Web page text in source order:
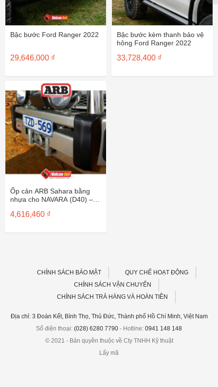
Bậc bước Ford Ranger 2022
29,646,000 ₫
Bậc bước kèm thanh bảo vệ
hông Ford Ranger 2022
33,728,400 ₫
Ốp cản ARB Sahara bằng
nhựa cho NAVARA (D40) –
4,616,460 ₫
CHÍNH SÁCH BẢO MẬT
QUY CHẾ HOẠT ĐỘNG
CHÍNH SÁCH VẬN CHUYỂN
CHÍNH SÁCH TRẢ HÀNG VÀ HOÀN TIỀN
Địa chỉ: 3 Đoàn Kết, Bình Thọ, Thủ Đức, Thành phố Hồ Chí Minh, Việt Nam
Số điện thoại: (028) 6280 7790 - Hotline: 0941 148 148
© 2021 - Bản quyền thuộc về Cty TNHH Kỹ thuật
Lấy mã